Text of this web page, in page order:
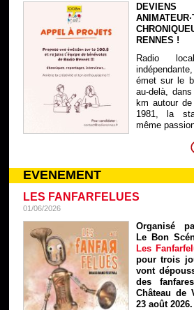
DEVIENS
RENNES !
Radio
émet sur le
au-delà,
km autour
1981, la
même
EVENEMENT
LES FANFARFELUES
01/06/2026
Organisé
Le Bon
Les
pour trois
vont
des
Château de
23 août 2026.